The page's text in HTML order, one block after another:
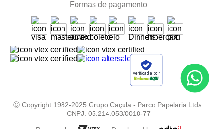
Formas de pagamento
Verificada por
Ⓒ Copyright 1982-2025 Grupo Caçula - Parco Papelaria Ltda.
CNPJ: 05.214.053/0018-77